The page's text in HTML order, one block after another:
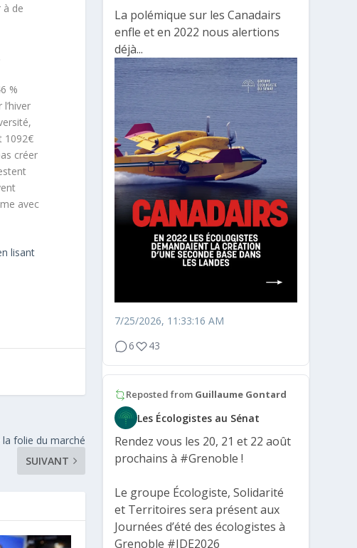
à de
%
1092€
créer
avec
lisant
folie du marché
SUIVANT
La polémique sur les Canadairs
enfle et en 2022 nous alertions
déjà...
7/25/2026, 11:33:16 AM
6
43
Reposted from Guillaume Gontard
Les Écologistes au Sénat
Rendez vous les 20, 21 et 22 août
prochains à #Grenoble !
Le groupe Écologiste, Solidarité
et Territoires sera présent aux
Journées d’été des écologistes à
Grenoble #JDE2026